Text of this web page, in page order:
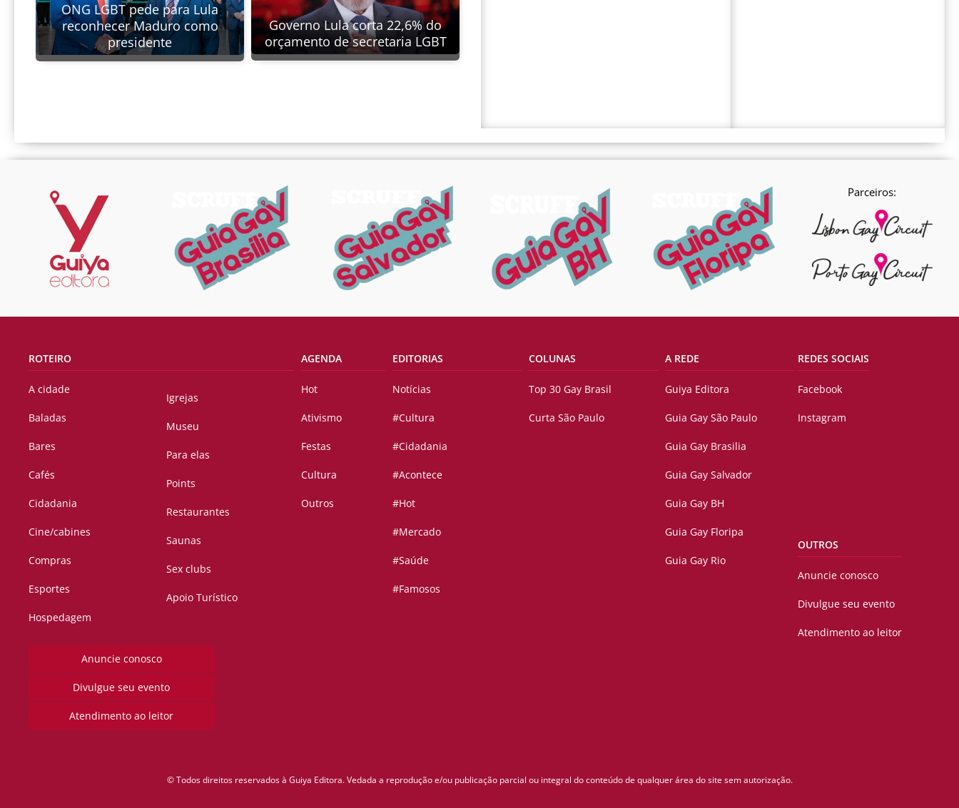
ONG LGBT pede para Lula
reconhecer Maduro como
presidente
Governo Lula corta 22,6% do
orçamento de secretaria LGBT
Parceiros:
ROTEIRO
A cidade
Baladas
Bares
Cafés
Cidadania
Cine/cabines
Compras
Esportes
Hospedagem
Igrejas
Museu
Para elas
Points
Restaurantes
Saunas
Sex clubs
Apoio Turístico
Anuncie conosco
Divulgue seu evento
Atendimento ao leitor
AGENDA
Hot
Ativismo
Festas
Cultura
Outros
EDITORIAS
Notícias
#Cultura
#Cidadania
#Acontece
#Hot
#Mercado
#Saúde
#Famosos
COLUNAS
Top 30 Gay Brasil
Curta São Paulo
A REDE
Guiya Editora
Guia Gay São Paulo
Guia Gay Brasilia
Guia Gay Salvador
Guia Gay BH
Guia Gay Floripa
Guia Gay Rio
REDES SOCIAIS
Facebook
Instagram
OUTROS
Anuncie conosco
Divulgue seu evento
Atendimento ao leitor
© Todos direitos reservados à Guiya Editora. Vedada a reprodução e/ou publicação parcial ou integral do conteúdo de qualquer área do site sem autorização.